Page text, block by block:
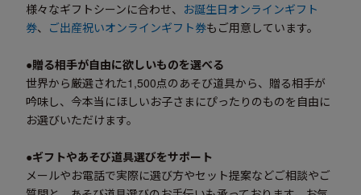
様々なギフトシーンに合わせ、 お誕生日オンラインギフト
券、 ご出産祝いオンラインギフト券もご用意しています。
●贈る相手が自由に欲しいものを選べる
世界から厳選された1,500点のあそび道具から、贈る相手が
吟味し、今本当にほしいお子さまにぴったりのものを自由に
お選びいただけます。
●ギフトやあそび道具選びをサポート
メールやお電話で実際に選び方やセット提案などご相談やご